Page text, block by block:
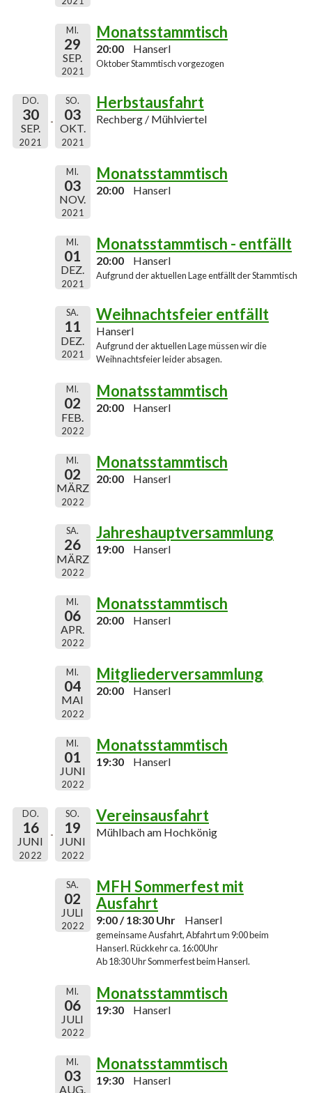
MI.
29
SEP.
2021
Monatsstammtisch
20:00 Hanserl
Oktober Stammtisch vorgezogen
DO.
30
SEP.
2021
SO.
03
OKT.
2021
Herbstausfahrt
Rechberg / Mühlviertel
MI.
03
NOV.
2021
Monatsstammtisch
20:00 Hanserl
MI.
01
DEZ.
2021
Monatsstammtisch - entfällt
20:00 Hanserl
Aufgrund der aktuellen Lage entfällt der Stammtisch
SA.
11
DEZ.
2021
Weihnachtsfeier entfällt
Hanserl
Aufgrund der aktuellen Lage müssen wir die
Weihnachtsfeier leider absagen.
MI.
02
FEB.
2022
Monatsstammtisch
20:00 Hanserl
MI.
02
MÄRZ
2022
Monatsstammtisch
20:00 Hanserl
SA.
26
MÄRZ
2022
Jahreshauptversammlung
19:00 Hanserl
MI.
06
APR.
2022
Monatsstammtisch
20:00 Hanserl
MI.
04
MAI
2022
Mitgliederversammlung
20:00 Hanserl
MI.
01
JUNI
2022
Monatsstammtisch
19:30 Hanserl
DO.
16
JUNI
2022
SO.
19
JUNI
2022
Vereinsausfahrt
Mühlbach am Hochkönig
SA.
02
JULI
2022
MFH Sommerfest mit
Ausfahrt
9:00 / 18:30 Uhr Hanserl
gemeinsame Ausfahrt, Abfahrt um 9:00 beim
Hanserl. Rückkehr ca. 16:00Uhr
Ab 18:30 Uhr Sommerfest beim Hanserl.
MI.
06
JULI
2022
Monatsstammtisch
19:30 Hanserl
MI.
03
AUG.
Monatsstammtisch
19:30 Hanserl